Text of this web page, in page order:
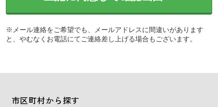
※メール連絡をご希望でも、メールアドレスに間違いがあります
と、やむなくお電話にてご連絡差し上げる場合もございます。
市区町村から探す